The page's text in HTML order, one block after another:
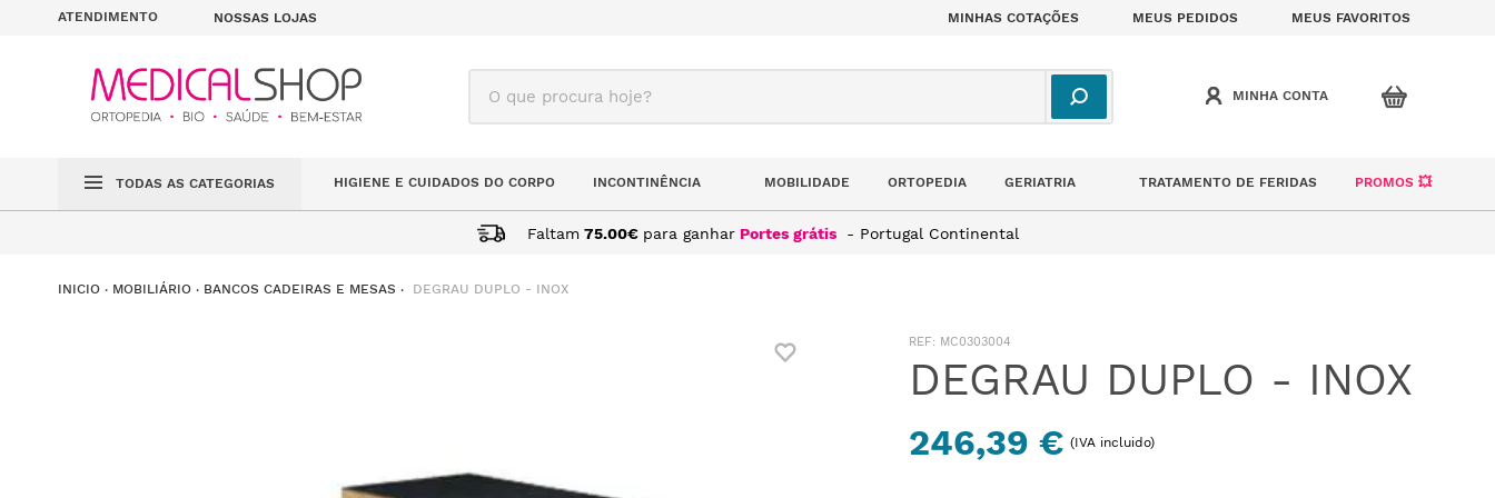
ATENDIMENTO NOSSAS LOJAS MINHAS COTAÇÕES MEUS PEDIDOS MEUS FAVORITOS
O que procura hoje?
TODAS AS CATEGORIAS HIGIENE E CUIDADOS DO CORPO INCONTINÊNCIA MOBILIDADE ORTOPEDIA GERIATRIA TRATAMENTO DE FERIDAS PROMOS 💥
Faltam 75.00€ para ganhar Portes grátis - Portugal Continental
MOBILIÁRIO BANCOS CADEIRAS E MESAS DEGRAU DUPLO - INOX
: MC0303004
DEGRAU DUPLO - INOX
246,39 € (IVA incluido)